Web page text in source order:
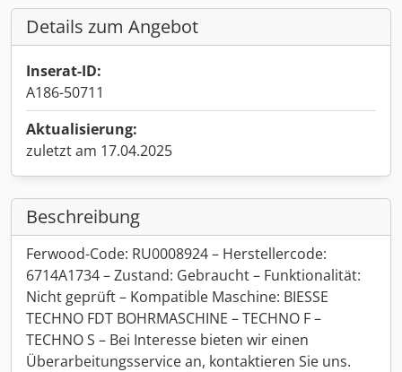
Details zum Angebot
Inserat-ID:
A186-50711
Aktualisierung:
zuletzt am 17.04.2025
Beschreibung
Ferwood-Code: RU0008924 – Herstellercode:
6714A1734 – Zustand: Gebraucht – Funktionalität:
Nicht geprüft – Kompatible Maschine: BIESSE
TECHNO FDT BOHRMASCHINE – TECHNO F –
TECHNO S – Bei Interesse bieten wir einen
Überarbeitungsservice an, kontaktieren Sie uns.